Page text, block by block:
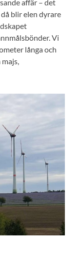
affär – det
blir elen dyrare
Vi
långa och